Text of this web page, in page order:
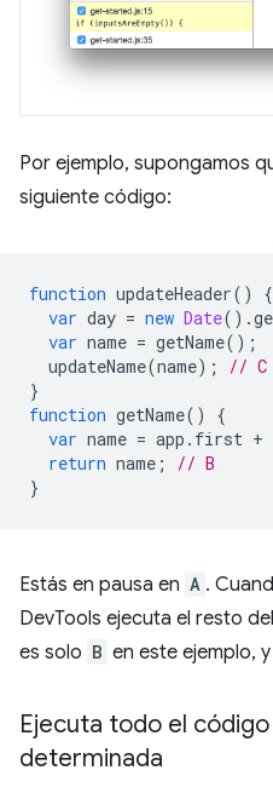
Por ejemplo, supongamos
siguiente código:
function updateHeader()
{
var day = new Date().
var name = getName();
updateName(name);
// C
}
function getName()
{
var name = app . first +
return name ;
// B
}
Estás en pausa en A .
DevTools ejecuta el resto
es solo B en este ejemplo,
Ejecuta todo el
determinada